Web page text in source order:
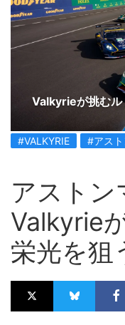
Valkyrieが挑むル
#VALKYRIE #アス
アストン
Valkyrie
栄光を狙